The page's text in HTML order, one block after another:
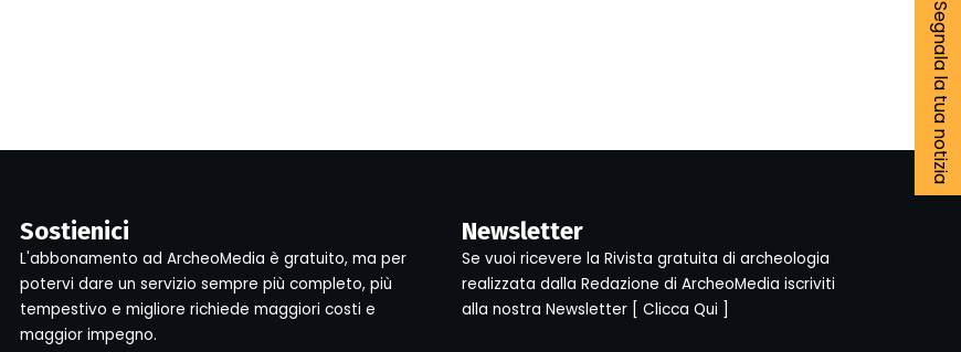
Segnala la tua notizia
Sostienici
L'abbonamento ad ArcheoMedia è gratuito, ma per
potervi dare un servizio sempre più completo, più
tempestivo e migliore richiede maggiori costi e
maggior impegno.
Newsletter
Se vuoi ricevere la Rivista gratuita di archeologia
realizzata dalla Redazione di ArcheoMedia iscriviti
alla nostra Newsletter [ Clicca Qui ]